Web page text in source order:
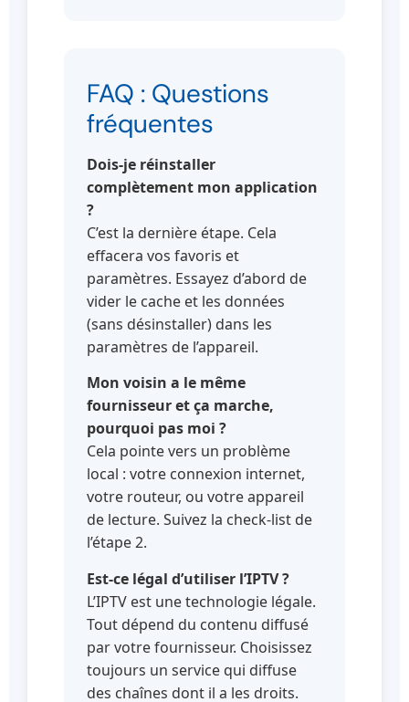
FAQ : Questions
fréquentes
Dois-je réinstaller
complètement mon application
?
C’est la dernière étape. Cela
effacera vos favoris et
paramètres. Essayez d’abord de
vider le cache et les données
(sans désinstaller) dans les
paramètres de l’appareil.
Mon voisin a le même
fournisseur et ça marche,
pourquoi pas moi ?
Cela pointe vers un problème
local : votre connexion internet,
votre routeur, ou votre appareil
de lecture. Suivez la check-list de
l’étape 2.
Est-ce légal d’utiliser l’IPTV ?
L’IPTV est une technologie légale.
Tout dépend du contenu diffusé
par votre fournisseur. Choisissez
toujours un service qui diffuse
des chaînes dont il a les droits.